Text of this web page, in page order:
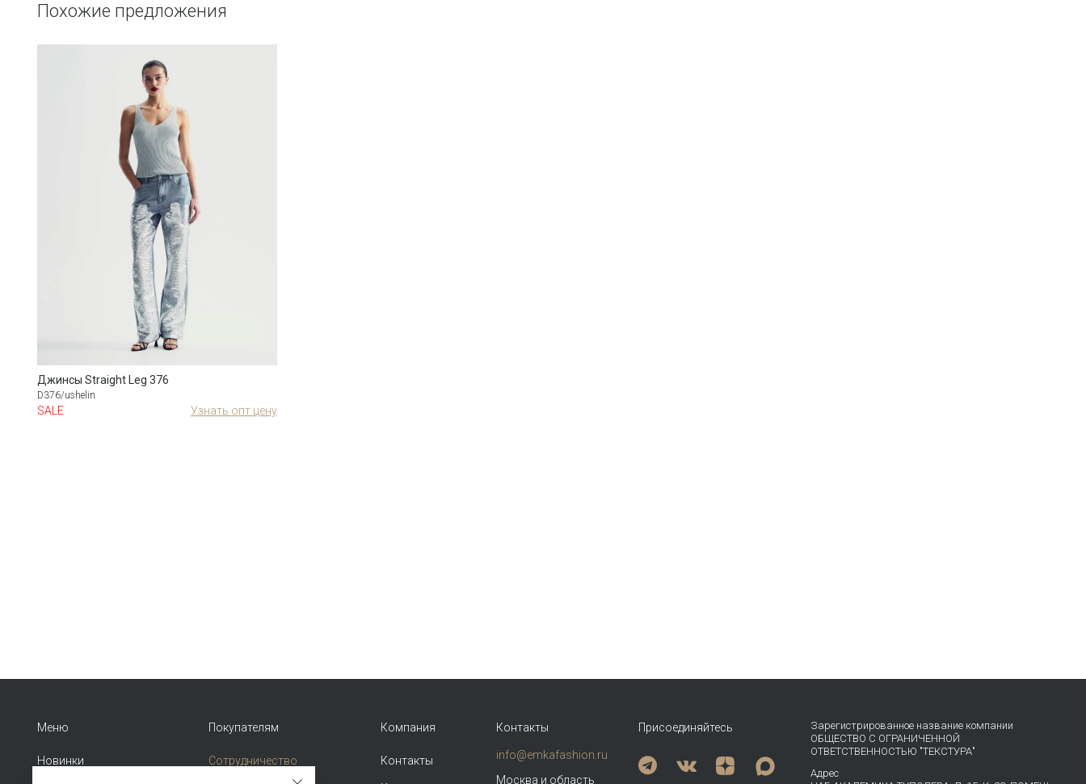
Похожие предложения
Джинсы Straight Leg 376
D376/ushelin
SALE Узнать опт цену
Меню
Новинки
Покупателям
Сотрудничество
Компания
Контакты
Контакты
info@emkafashion.ru
Москва и область
Присоединяйтесь
Зарегистрированное название компании
ОБЩЕСТВО С ОГРАНИЧЕННОЙ
ОТВЕТСТВЕННОСТЬЮ "ТЕКСТУРА"
Адрес